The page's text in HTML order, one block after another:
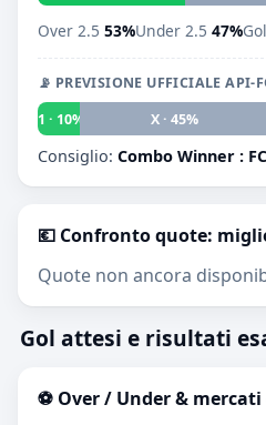
Over 2.5 53%Under 2.5 47%Gol
📡 PREVISIONE UFFICIALE API-
1 · 10%
X · 45%
Consiglio: Combo Winner :
💶 Confronto quote:
Quote non ancora
Gol attesi e risultati
⚽ Over / Under & mercati